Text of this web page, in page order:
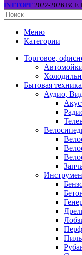
INTТОРГ 2022-2026
Меню
Категории
Торговое,
Бытовая техника
Аудио,